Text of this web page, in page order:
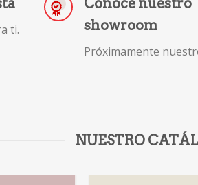
ti.
showroom
Próximamente
NUESTRO